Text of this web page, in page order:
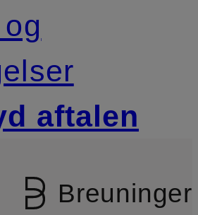
aftalen
Breuninger